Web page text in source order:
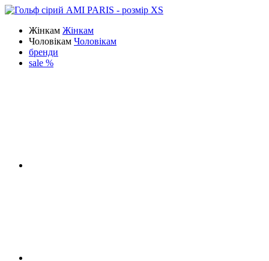
Жінкам Жінкам
Чоловікам Чоловікам
бренди
sale %